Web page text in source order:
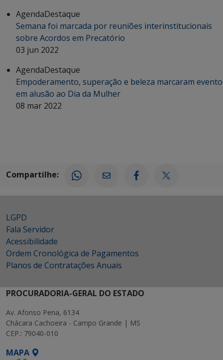
AgendaDestaque
Semana foi marcada por reuniões interinstitucionais
sobre Acordos em Precatório
03 jun 2022
AgendaDestaque
Empoderamento, superação e beleza marcaram evento
em alusão ao Dia da Mulher
08 mar 2022
Compartilhe:
LGPD
Fala Servidor
Acessibilidade
Ordem Cronológica de Pagamentos
Planos de Contratações Anuais
PROCURADORIA-GERAL DO ESTADO
Av. Afonso Pena, 6134
Chácara Cachoeira - Campo Grande | MS
CEP.: 79040-010
MAPA